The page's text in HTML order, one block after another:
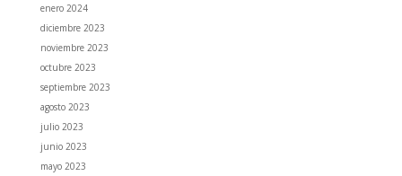
enero 2024
diciembre 2023
noviembre 2023
octubre 2023
septiembre 2023
agosto 2023
julio 2023
junio 2023
mayo 2023